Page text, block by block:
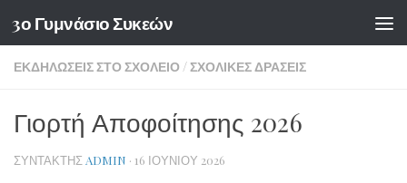
Skip to content
3ο Γυμνάσιο Συκεών
ΕΚΔΗΛΏΣΕΙΣ ΣΤΟ ΣΧΟΛΕΊΟ /ΣΧΟΛΙΚΈΣ ΔΡΆΣΕΙΣ
Γιορτή Αποφοίτησης 2026
ΣΥΝΤΆΚΤΗΣ ADMIN · 16 ΙΟΥΝΊΟΥ 2026